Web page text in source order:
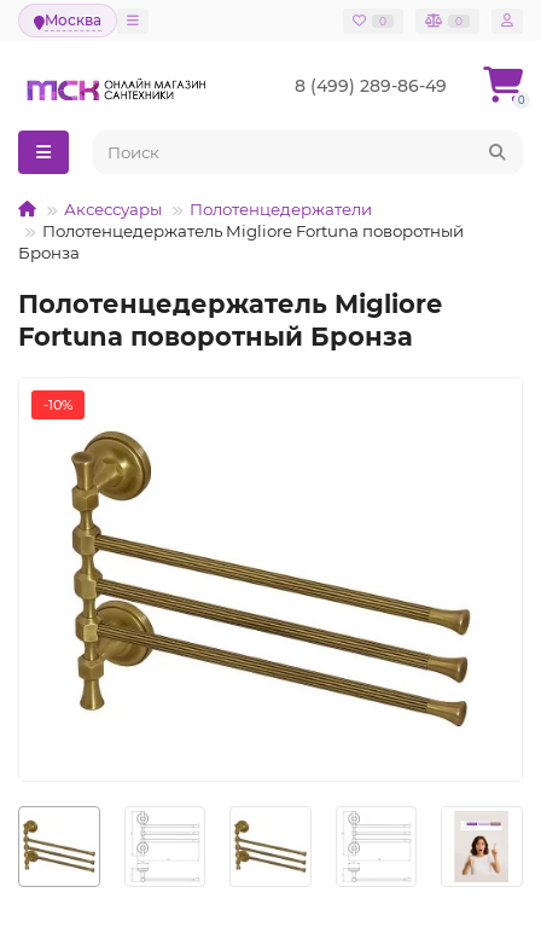
Москва 0 0
8 (499) 289-86-49
0
Аксессуары
Полотенцедержатели
Полотенцедержатель Migliore Fortuna поворотный
Бронза
Полотенцедержатель Migliore
Fortuna поворотный Бронза
-10%